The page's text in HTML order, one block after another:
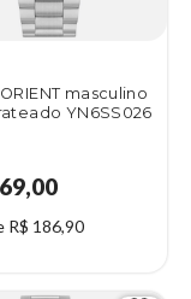
masculino
YN6SS026
R$ 186,90